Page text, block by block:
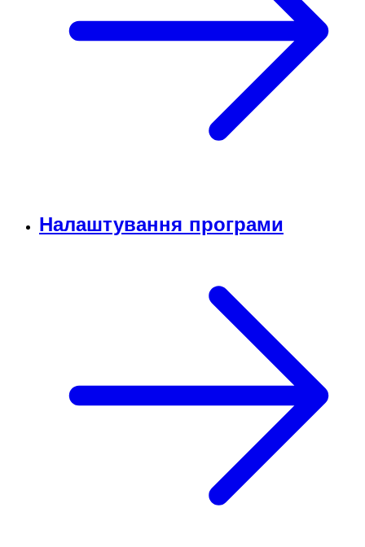
Налаштування програми